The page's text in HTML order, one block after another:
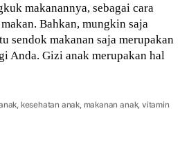
makanannya, sebagai cara
Bahkan, mungkin saja
sendok makanan saja merupakan
Anda. Gizi anak merupakan hal
, kesehatan anak, makanan anak, vitamin